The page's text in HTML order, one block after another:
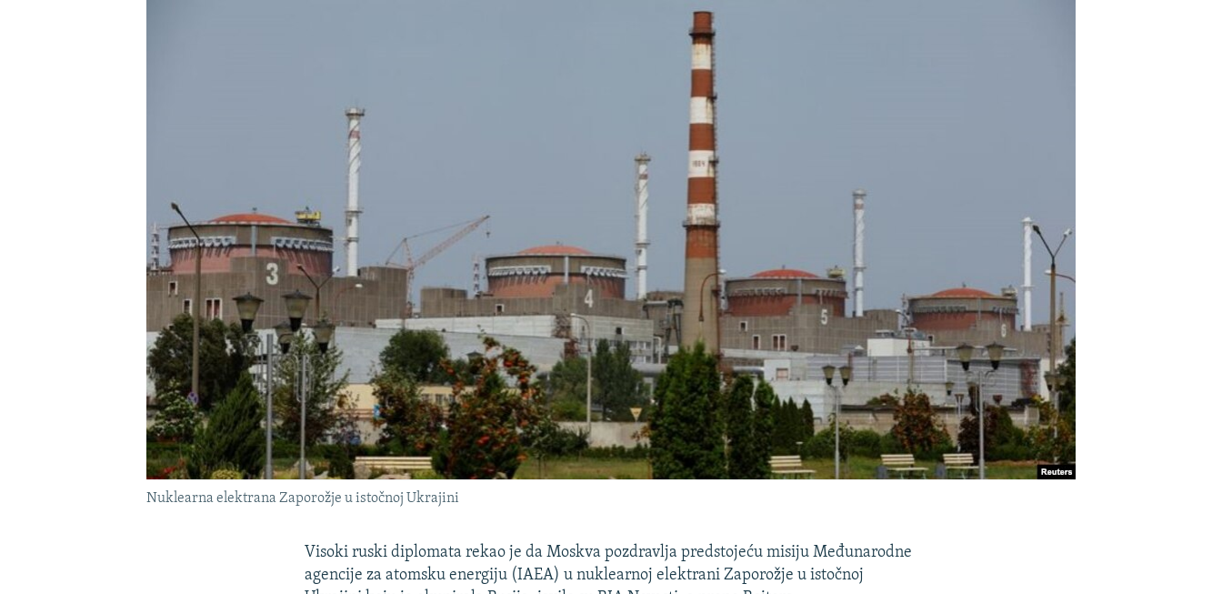
TRI DECENIJE OD RATA U BIH
NASTANAK I RASPAD JUGOSLAVIJE
Nuklearna elektrana Zaporožje u istočnoj Ukrajini
Visoki ruski diplomata rekao je da Moskva pozdravlja predstojeću misiju Međunarodne
agencije za atomsku energiju (IAEA) u nuklearnoj elektrani Zaporožje u istočnoj